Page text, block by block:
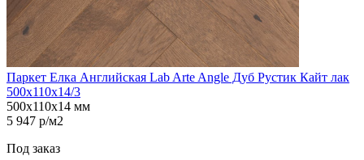
Паркет Елка Английская Lab Arte Angle Дуб Рустик Кайт лак
500х110х14/3
500х110х14 мм
5 947 р/м2
Под заказ